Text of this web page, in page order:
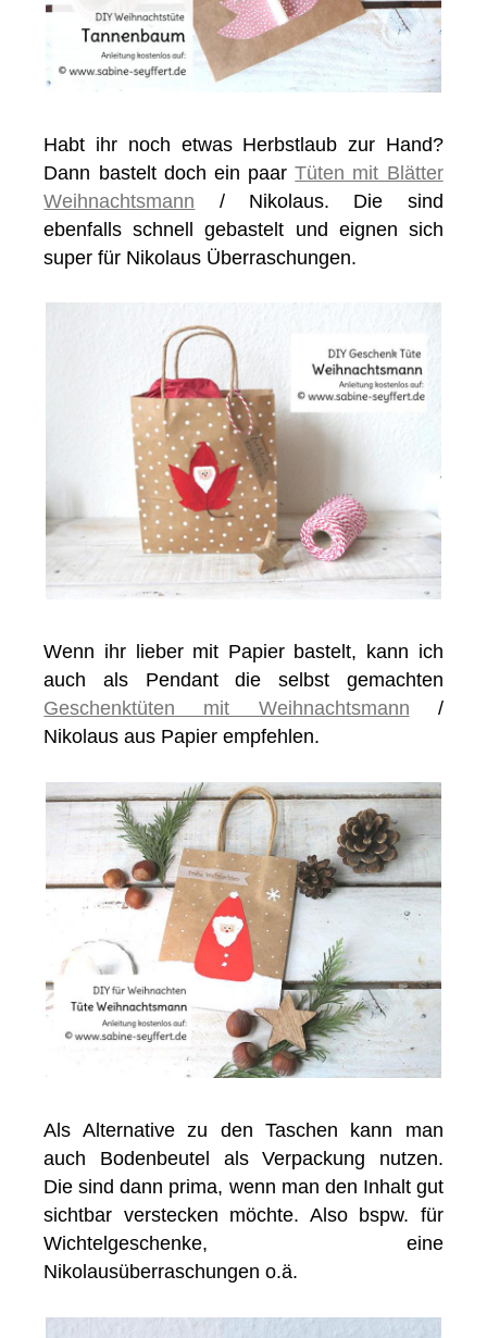
Habt ihr noch etwas Herbstlaub zur Hand?
Dann bastelt doch ein paarTüten mit Blätter
Weihnachtsmann / Nikolaus. Die sind
ebenfalls schnell gebastelt und eignen sich
super für Nikolaus Überraschungen.
Wenn ihr lieber mit Papier bastelt, kann ich
auch als Pendant die selbst gemachten
Geschenktüten mit Weihnachtsmann /
Nikolaus aus Papier empfehlen.
Als Alternative zu den Taschen kann man
auch Bodenbeutel als Verpackung nutzen.
Die sind dann prima, wenn man den Inhalt gut
sichtbar verstecken möchte. Also bspw. für
Wichtelgeschenke, eine
Nikolausüberraschungen o.ä.